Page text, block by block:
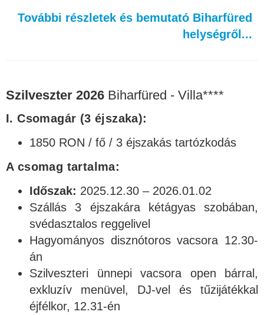
További részletek és bemutató Biharfüred
helységről...
Szilveszter 2026 Biharfüred - Villa****
I. Csomagár (3 éjszaka):
1850 RON / fő / 3 éjszakás tartózkodás
A csomag tartalma:
Időszak: 2025.12.30 – 2026.01.02
Szállás 3 éjszakára kétágyas szobában,
svédasztalos reggelivel
Hagyományos disznótoros vacsora 12.30-
án
Szilveszteri ünnepi vacsora open bárral,
exkluzív menüvel, DJ-vel és tűzijátékkal
éjfélkor, 12.31-én